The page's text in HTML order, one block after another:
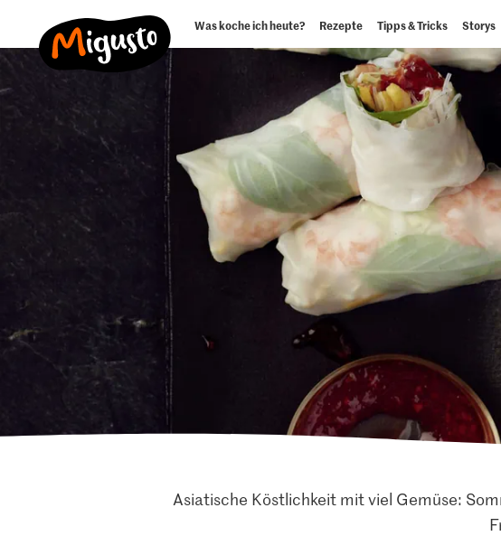
Was koche ich heute? Rezepte Tipps & Tricks Storys
Asiatische Köstlichkeit mit viel Gemüse: